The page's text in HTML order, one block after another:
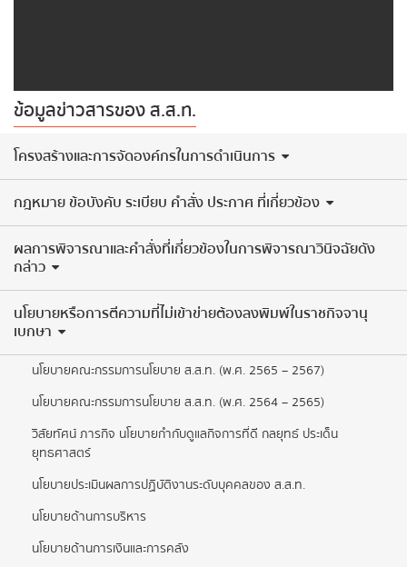
ข้อมูลข่าวสารของ ส.ส.ท.
​โครงสร้างและการจัดองค์กรในการดำเนินการ
กฎหมาย ข้อบังคับ ระเบียบ คำสั่ง ประกาศ ที่เกี่ยวข้อง
ผลการพิจารณาและคำสั่งที่เกี่ยวข้องในการพิจารณาวินิจฉัยดัง
กล่าว
นโยบายหรือการตีความที่ไม่เข้าข่ายต้องลงพิมพ์ในราชกิจจานุ
เบกษา
นโยบายคณะกรรมการนโยบาย ส.ส.ท. (พ.ศ. 2565 – 2567)
นโยบายคณะกรรมการนโยบาย ส.ส.ท. (พ.ศ. 2564 – 2565)
วิสัยทัศน์ ภารกิจ นโยบายกำกับดูแลกิจการที่ดี กลยุทธ์ ประเด็น
ยุทธศาสตร์
นโยบายประเมินผลการปฏิบัติงานระดับบุคคลของ ส.ส.ท.
นโยบายด้านการบริหาร
นโยบายด้านการเงินและการคลัง